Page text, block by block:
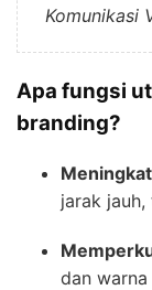
Komunikasi
Apa fungsi
branding?
jarak
dan